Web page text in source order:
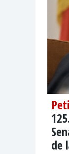
de